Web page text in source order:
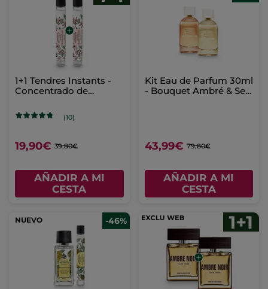
1+1 Tendres Instants -
Concentrado de
(10)
19,90€ 39,80€
AÑADIR A MI
CESTA
Kit Eau de Parfum 30ml
- Bouquet Ambré & Sel
43,99€ 79,80€
AÑADIR A MI
CESTA
NUEVO -46%